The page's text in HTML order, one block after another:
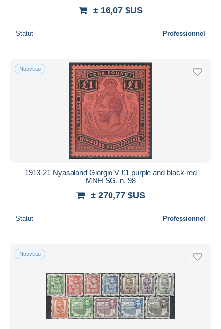
± 16,07 $US
Statut Professionnel
Nouveau
1913-21 Nyasaland Giorgio V £1 purple and black-red
MNH SG. n. 98
± 270,77 $US
Statut Professionnel
Nouveau